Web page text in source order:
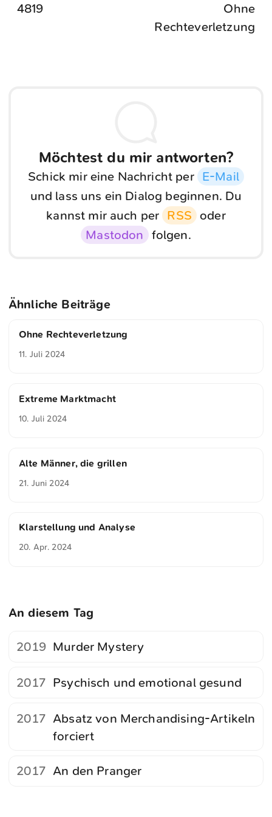
4819
Ohne
Rechteverletzung
Möchtest du mir antworten?
Schick mir eine Nachricht per E-Mail
und lass uns ein Dialog beginnen. Du
kannst mir auch per RSS oder
Mastodon folgen.
Ähnliche Beiträge
Ohne Rechteverletzung
11. Juli 2024
Extreme Marktmacht
10. Juli 2024
Alte Männer, die grillen
21. Juni 2024
Klarstellung und Analyse
20. Apr. 2024
An diesem Tag
2019 Murder Mystery
2017 Psychisch und emotional gesund
2017 Absatz von Merchandising-Artikeln
forciert
2017 An den Pranger